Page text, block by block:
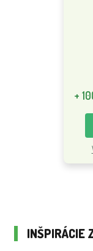
+
INŠPIRÁCIE